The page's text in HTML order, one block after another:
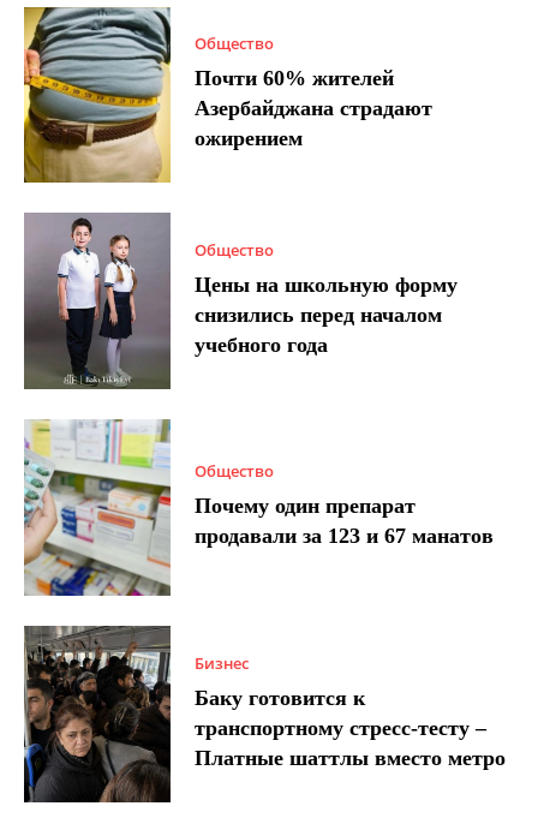
Общество
Почти 60% жителей
Азербайджана страдают
ожирением
Общество
Цены на школьную форму
снизились перед началом
учебного года
Общество
Почему один препарат
продавали за 123 и 67 манатов
Бизнес
Баку готовится к
транспортному стресс-тесту –
Платные шаттлы вместо метро